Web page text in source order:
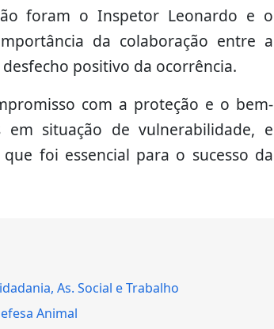
foram o Inspetor Leonardo e o
da colaboração entre a
positivo da ocorrência.
com a proteção e o bem-
em situação de vulnerabilidade, e
foi essencial para o sucesso da
As. Social e Trabalho
Animal